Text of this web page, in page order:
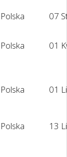
Polska 07
Polska 01
Polska 01
Polska 13